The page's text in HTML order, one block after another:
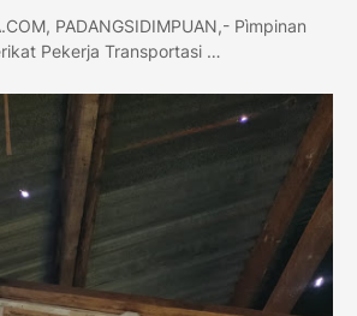
PADANGSIDIMPUAN,- Pìmpinan
Pekerja Transportasi …